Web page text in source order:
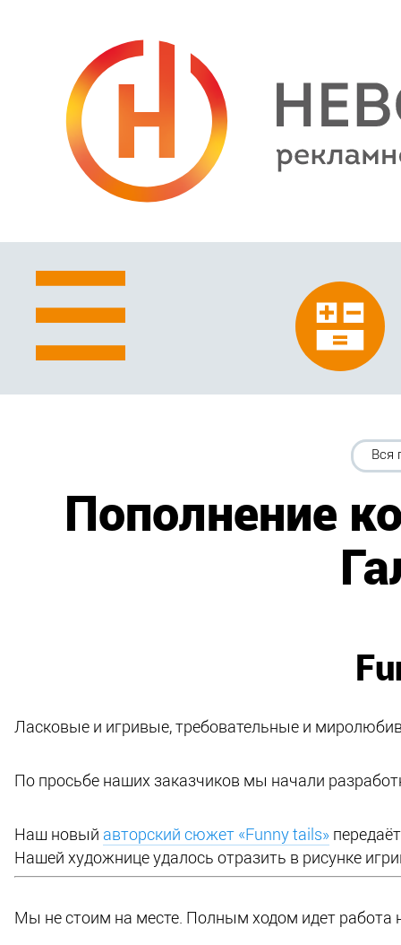
Вся
Пополнение
Ласковые и игривые, требовательные и
По просьбе наших заказчиков мы начали
Наш новый авторский сюжет «Funny tails»
Нашей художнице удалось отразить в рисунке
Мы не стоим на месте. Полным ходом идет